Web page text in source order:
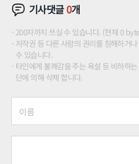
기사댓글0개
200자까지 쓰실 수 있습니다. (현재 0
저작권 등 다른 사람의 권리를 침해하거
수 있습니다.
타인에게 불쾌감을 주는 욕설 등 비하하
단에 의해 삭제 합니다.